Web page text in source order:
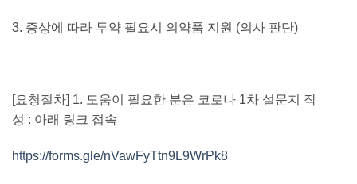
3. 증상에 따라 투약 필요시 의약품 지원 (의사 판단)
[요청절차] 1. 도움이 필요한 분은 코로나 1차 설문지 작
성 : 아래 링크 접속
https://forms.gle/nVawFyTtn9L9WrPk8